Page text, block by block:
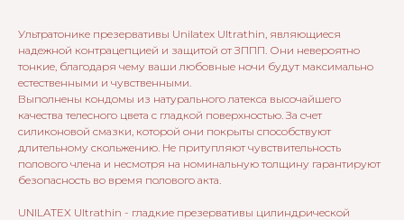
Ультратонике презервативы Unilatex Ultrathin, являющиеся
надежной контрацепцией и защитой от ЗППП. Они невероятно
тонкие, благодаря чему ваши любовные ночи будут максимально
естественными и чувственными.
Выполнены кондомы из натурального латекса высочайшего
качества телесного цвета с гладкой поверхностью. За счет
силиконовой смазки, которой они покрыты способствуют
длительному скольжению. Не притупляют чувствительность
полового члена и несмотря на номинальную толщину гарантируют
безопасность во время полового акта.
UNILATEX Ultrathin - гладкие презервативы цилиндрической